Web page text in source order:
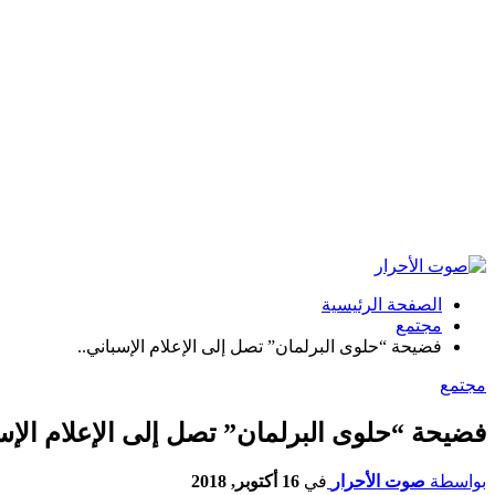
الصفحة الرئيسية
مجتمع
فضيحة “حلوى البرلمان” تصل إلى الإعلام الإسباني..
مجتمع
فضيحة “حلوى البرلمان” تصل إلى الإعلام
بواسطة صوت الأحرار في 16 أكتوبر, 2018